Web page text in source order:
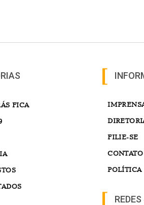
FICA
FILIE-SE
CONTATO
POLÍTICA